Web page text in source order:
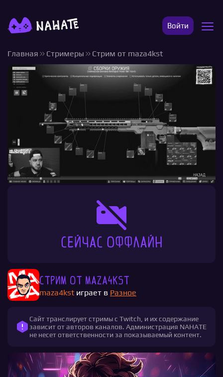
Войти
Главная Стримеры Стрим от maza4kst
Стрим от maza4kst
maza4kst играет в Разное
Сайт транслирует стримы с Twitch, и их содержание
зависит от авторов каналов. Администрация NAHATE
не несет ответственности за показываемый контент.
Сейчас оффлайн